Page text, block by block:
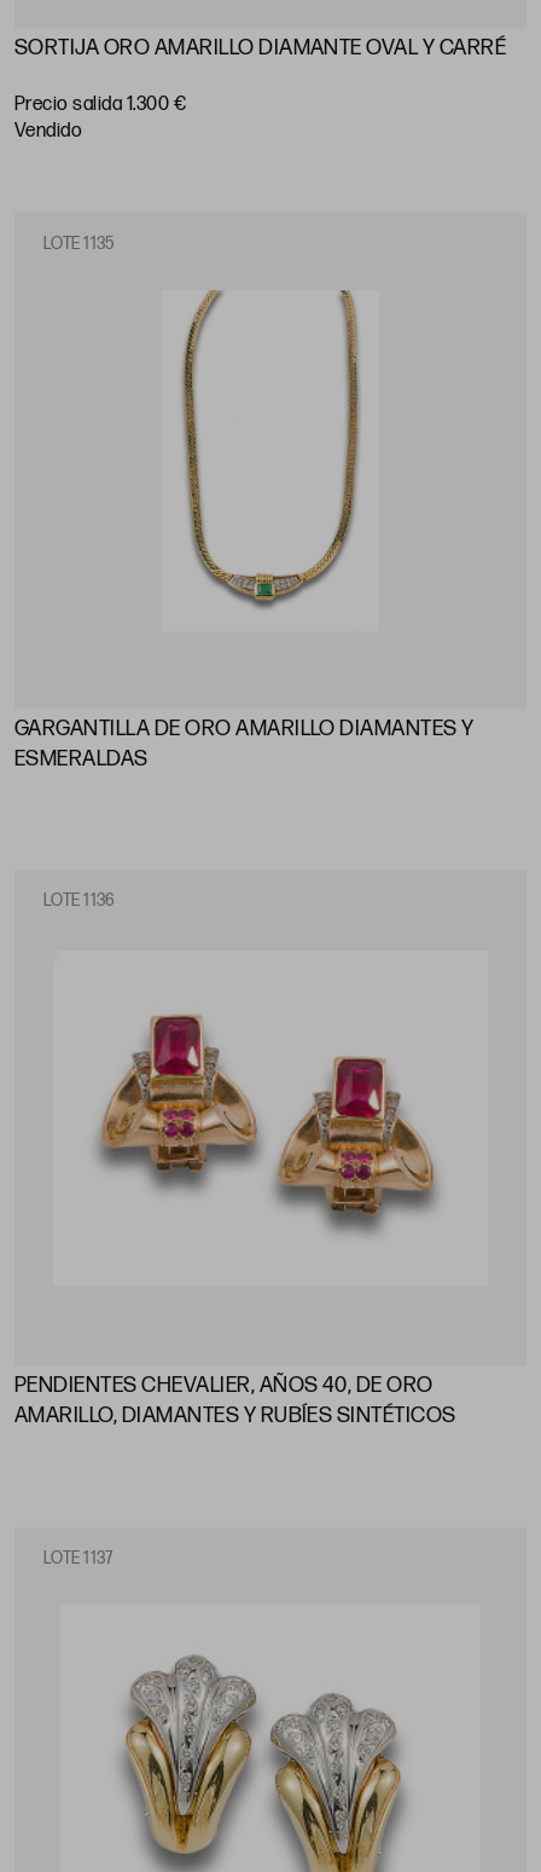
SORTIJA ORO AMARILLO DIAMANTE OVAL Y CARRÉ
Precio salida 1.300 €
vendido
LOTE 1135
GARGANTILLA DE ORO AMARILLO DIAMANTES Y
ESMERALDAS
LOTE 1136
PENDIENTES CHEVALIER, AÑOS 40, DE ORO
AMARILLO, DIAMANTES Y RUBÍES SINTÉTICOS
LOTE 1137